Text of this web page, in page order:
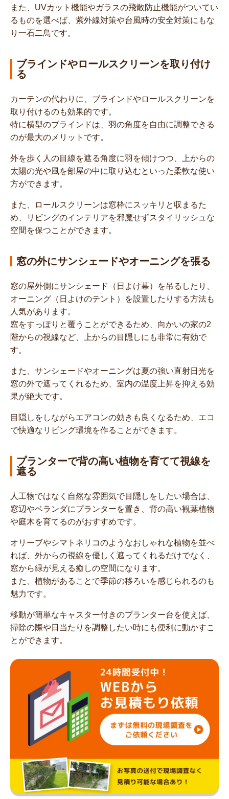
また、UVカット機能やガラスの飛散防止機能がついてい
るものを選べば、紫外線対策や台風時の安全対策にもな
り一石二鳥です。
ブラインドやロールスクリーンを取り付け
る
カーテンの代わりに、ブラインドやロールスクリーンを
取り付けるのも効果的です。
特に横型のブラインドは、羽の角度を自由に調整できる
のが最大のメリットです。
外を歩く人の目線を遮る角度に羽を傾けつつ、上からの
太陽の光や風を部屋の中に取り込むといった柔軟な使い
方ができます。
また、ロールスクリーンは窓枠にスッキリと収まるた
め、リビングのインテリアを邪魔せずスタイリッシュな
空間を保つことができます。
窓の外にサンシェードやオーニングを張る
窓の屋外側にサンシェード（日よけ幕）を吊るしたり、
オーニング（日よけのテント）を設置したりする方法も
人気があります。
窓をすっぽりと覆うことができるため、向かいの家の2
階からの視線など、上からの目隠しにも非常に有効で
す。
また、サンシェードやオーニングは夏の強い直射日光を
窓の外で遮ってくれるため、室内の温度上昇を抑える効
果が絶大です。
目隠しをしながらエアコンの効きも良くなるため、エコ
で快適なリビング環境を作ることができます。
プランターで背の高い植物を育てて視線を
遮る
人工物ではなく自然な雰囲気で目隠しをしたい場合は、
窓辺やベランダにプランターを置き、背の高い観葉植物
や庭木を育てるのがおすすめです。
オリーブやシマトネリコのようなおしゃれな植物を並べ
れば、外からの視線を優しく遮ってくれるだけでなく、
窓から緑が見える癒しの空間になります。
また、植物があることで季節の移ろいを感じられるのも
魅力です。
移動が簡単なキャスター付きのプランター台を使えば、
掃除の際や日当たりを調整したい時にも便利に動かすこ
とができます。